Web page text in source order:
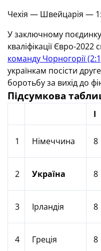
Чехія — Швейцарія —
У заключному
кваліфікації Євро-2022
команду Чорногорії
українкам посісти
боротьбу за вихід до
Підсумкова
І
1 Німеччина 8
2 Україна 8
3 Ірландія 8
4 Греція 8